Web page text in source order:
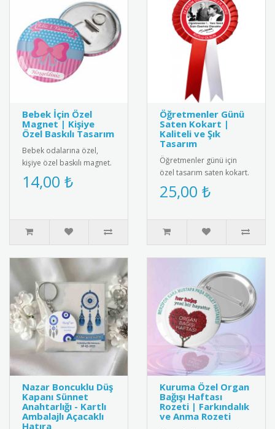
Bebek İçin Özel
Magnet | Kişiye
Özel Baskılı Tasarım
Bebek odalarına özel,
kişiye özel baskılı magnet.
Buzdolabı, dolap ya da
ferforje süslemelerinde
14,00 ₺
Öğretmenler Günü
Saten Kokart |
Kaliteli ve Şık
Tasarım
Öğretmenler günü için
özel tasarım saten kokart.
"24 Kasım Öğretmenler
Günü" yazılı şık tasarımı
25,00 ₺
Nazar Boncuklu Düş
Kapanı Sünnet
Anahtarlığı - Kartlı
Ambalajlı Açacaklı
Hatıra
Kuruma Özel Organ
Bağışı Haftası
Rozeti | Farkındalık
ve Anma Rozeti